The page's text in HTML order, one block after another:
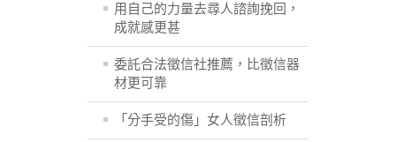
用自己的力量去尋人諮詢挽回，
成就感更甚
委託合法徵信社推薦，比徵信器
材更可靠
「分手受的傷」女人徵信剖析